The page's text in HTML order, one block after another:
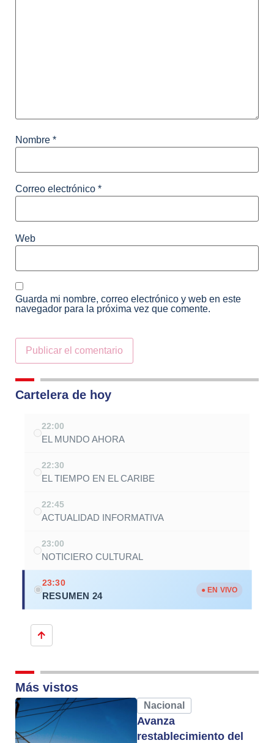
Nombre *
Correo electrónico *
Web
Guarda mi nombre, correo electrónico y web en este
navegador para la próxima vez que comente.
Alternative:
Cartelera de hoy
22:00
EL MUNDO AHORA
22:30
EL TIEMPO EN EL CARIBE
22:45
ACTUALIDAD INFORMATIVA
23:00
NOTICIERO CULTURAL
23:30
RESUMEN 24
● EN VIVO
Más vistos
Nacional
Avanza
restablecimiento del